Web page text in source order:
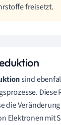
freisetzt.
sind
Diese
die
Elektronen mit